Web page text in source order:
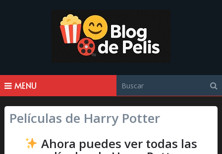
MENU
Películas de Harry Potter
Ahora puedes ver todas las